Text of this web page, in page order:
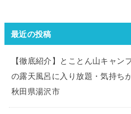
最近の投稿
【徹底紹介】とことん山キャン
の露天風呂に入り放題・気持ち
秋田県湯沢市